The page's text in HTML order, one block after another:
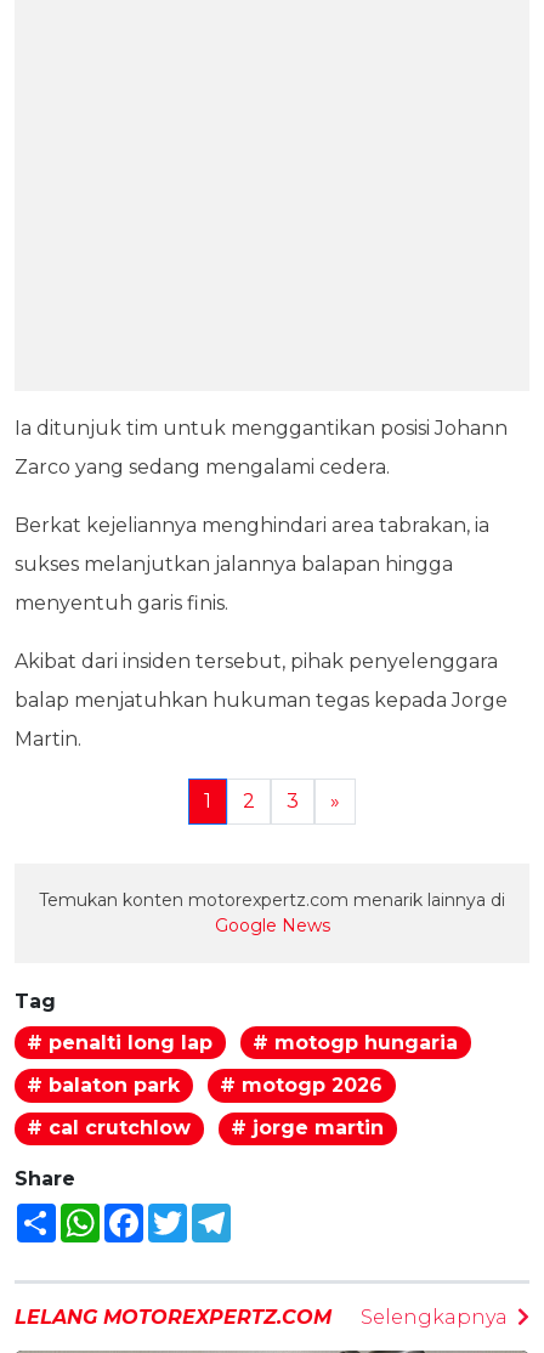
Ia ditunjuk tim untuk menggantikan posisi Johann
Zarco yang sedang mengalami cedera.
Berkat kejeliannya menghindari area tabrakan, ia
sukses melanjutkan jalannya balapan hingga
menyentuh garis finis.
Akibat dari insiden tersebut, pihak penyelenggara
balap menjatuhkan hukuman tegas kepada Jorge
Martin.
1 2 3 »
Temukan konten motorexpertz.com menarik lainnya di
Google News
Tag
# penalti long lap
# motogp hungaria
# balaton park
# motogp 2026
# cal crutchlow
# jorge martin
Share
Share WhatsAppFacebook
Twitter
LELANG MOTOREXPERTZ.COM Selengkapnya